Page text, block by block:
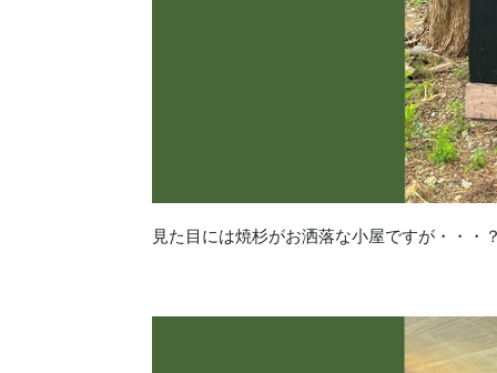
見た目には焼杉がお洒落な小屋ですが・・・